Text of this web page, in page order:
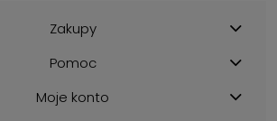
Zakupy
Pomoc
Moje konto